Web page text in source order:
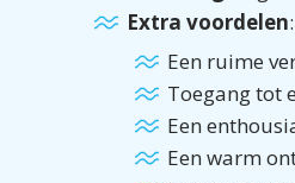
Extra voordelen:
Een ruime
Toegang tot
Een
Een warm